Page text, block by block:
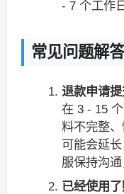
- 7 个工作
常见问题解答
退款申请提
在 3 - 15
料不完整
可能会延
服保持沟通
已经使用